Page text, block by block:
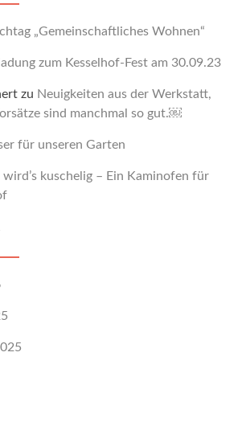
„Gemeinschaftliches Wohnen“
zum Kesselhof-Fest am 30.09.23
zu Neuigkeiten aus der Werkstatt,
sind manchmal so gut.￼
für unseren Garten
wird’s kuschelig – Ein Kaminofen für